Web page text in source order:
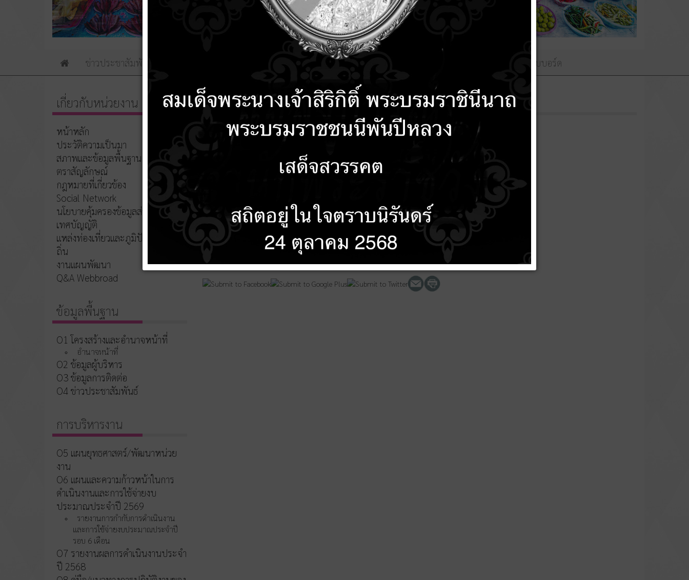
ข่าวประชาสัมพันธ์ ติดต่อเรา เว็บบอร์ด
ข้อมูลบริการ
ข้อมูลที่เปิดเผยไม่ได้ หรือ อาจเปิดเผยได้
เรื่องทั่วไปที่ไม่เป็นมติคณะผู้บริหาร ที่อาจก่อให้เกิดความเสียหายต่อองค์กรหรือสถาบัน
รายงานการประชุมคณะผู้บริหารที่เป็นการประชุมลับหรือเรื่องหรือประเด็นอภิปรายที่ไม่มีการยืนยันมติคณะผู้บริหาร
เอกสารทะเบียนราษฎร
หนังสือลับ ที่ประทับตรา ลับ ลับมาก ปกปิด
ข้อมูลรายละเอียดสถานประกอบการต่าง ๆ ในเขตเทศบาลนครปากเกร็ด
เกี่ยวกับหน่วยงาน
หน้าหลัก
ประวัติความเป็นมา
สภาพและข้อมูลพื้นฐาน
ตราสัญลักษณ์
กฎหมายที่เกี่ยวข้อง
Social Network
นโยบายคุ้มครองข้อมูลส่วนบุคคล
เทศบัญญัติ
แหล่งท่องเที่ยวและภูมิปัญญาท้อง
ถิ่น
งานแผนพัฒนา
Q&A Webbroad
ข้อมูลพื้นฐาน
O1 โครงสร้างและอำนาจหน้าที่
อำนาจหน้าที่
O2 ข้อมูลผู้บริหาร
O3 ข้อมูลการติดต่อ
O4 ข่าวประชาสัมพันธ์
การบริหารงาน
O5 แผนยุทธศาสตร์/พัฒนาหน่วย
งาน
O6 แผนและความก้าวหน้าในการ
ดำเนินงานและการใช้จ่ายงบ
ประมาณประจำปี 2569
รายงานการกำกับการดำเนินงาน
และการใช้จ่ายงบประมาณประจำปี
รอบ 6 เดือน
O7 รายงานผลการดำเนินงานประจำ
ปี 2568